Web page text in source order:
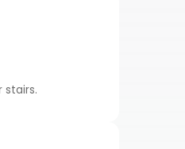
stairs.